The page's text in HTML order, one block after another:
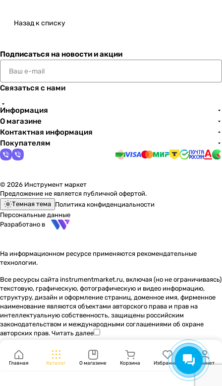
Назад к списку
Подписаться на новости и акции
Связаться с нами
Информация
О магазине
Контактная информация
Покупателям
© 2026 Инструмент маркет
Предложение не является публичной офертой.
Темная тема Политика конфиденциальности
Персональные данные
Разработано в
На информационном ресурсе применяются рекомендательные
технологии.
Все ресурсы сайта instrumentmarket.ru, включая (но не ограничиваясь)
текстовую, графическую, фотографическую и видео информацию,
структуру, дизайн и оформление страниц, доменное имя, фирменное
наименование являются объектами авторского права и прав на
интеллектуальную собственность, защищены российским
законодательством и международными соглашениями об охране
авторских прав. Читать далее
Главная Каталог О магазине Корзина Избранные Кабинет